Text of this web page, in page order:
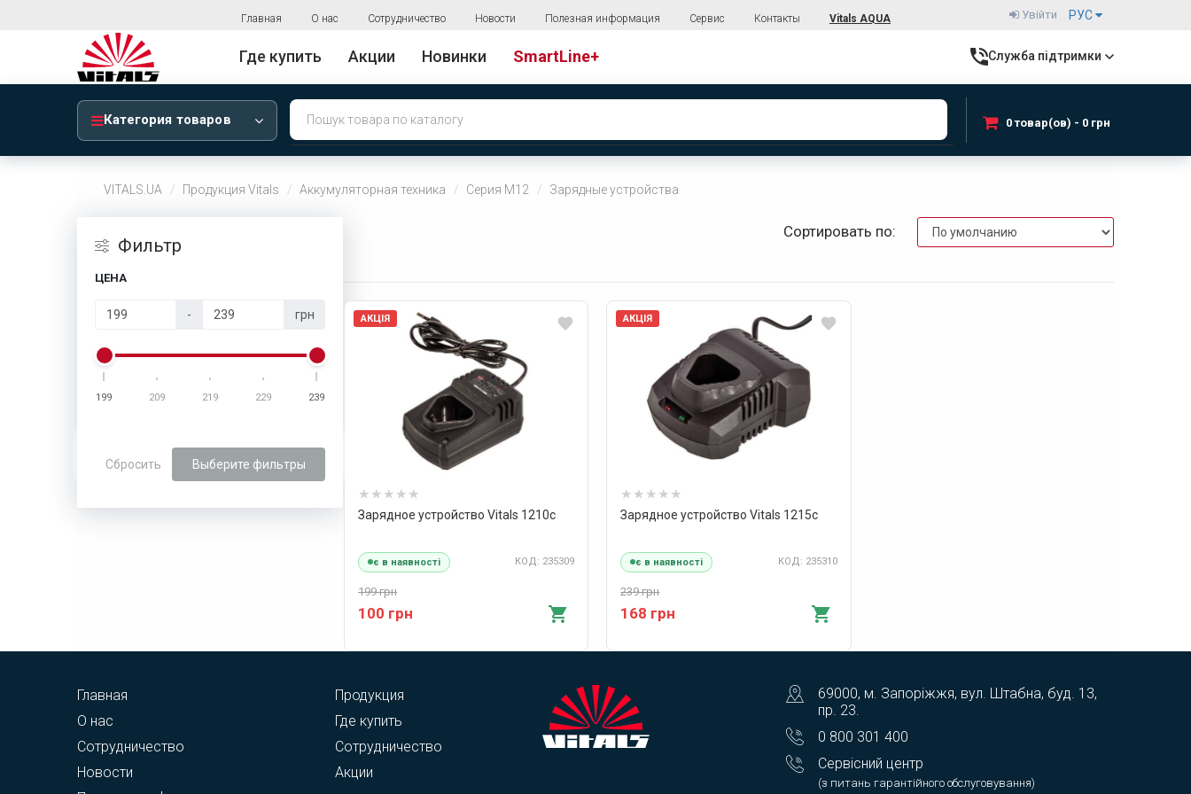
Главная О нас Сотрудничество Новости Полезная информация Сервис Контакты Vitals AQUA РУС
Увійти
Где купить Акции Новинки SmartLine+ Служба підтримки
Категория товаров 0 товар(ов) - 0 грн
VITALS.UA Продукция Vitals Аккумуляторная техника Серия М12 Зарядные устройства
Фильтр
ЦЕНА
- грн
199 209 219 229 239
Сбросить Выберите фильтры
Сортировать по:
АКЦІЯ
Зарядное устройство Vitals 1210c
є в наявності КОД: 235309
199 грн
100 грн
АКЦІЯ
Зарядное устройство Vitals 1215c
є в наявності КОД: 235310
239 грн
168 грн
Главная
О нас
Сотрудничество
Новости
Продукция
Где купить
Сотрудничество
Акции
69000, м. Запоріжжя, вул. Штабна, буд. 13,
пр. 23.
0 800 301 400
Сервісний центр
(з питань гарантійного обслуговування)